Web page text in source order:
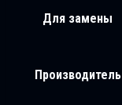
Для замены
Производитель